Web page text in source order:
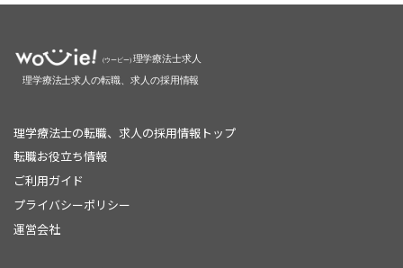
理学療法士の転職、求人の採用情報トップ
転職お役立ち情報
ご利用ガイド
プライバシーポリシー
運営会社